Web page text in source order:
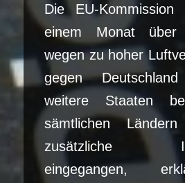
Die EU-
einem Monat
wegen zu hoher
gegen
weitere Staaten
sämtlichen
zusätzliche
eingegangen,